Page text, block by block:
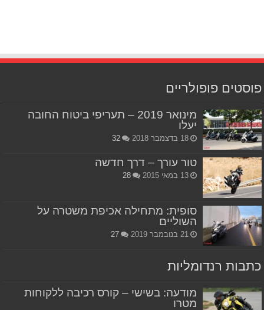
פוסטים פופולריים
מינואר 2019 – תעריפי ביטוח החובה
יעלו
18 בדצמבר 2018 32
טור עורך – דרך חדשה
13 במאי 2015 28
סופית: מתחילה אכיפת משטרה על
השוליים
21 בנובמבר 2019 27
כתבות רנדומליות
מודעה: בשישי – קורס רכיבה ללקוחות
מטרו